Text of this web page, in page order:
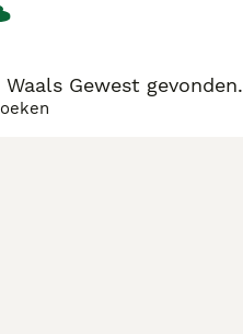
Gewest gevonden.